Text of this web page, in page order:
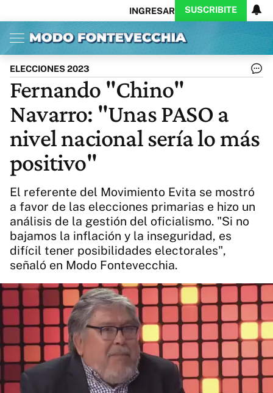
INGRESAR SUSCRIBITE
Inicio Ahora
Opinión
Política
Ciencia
Cultura
Arte
Internacional
Clima
Deportes
CARAS
Exitoina
Turismo
Videos
Córdoba
Reperfilar
Business
Noticias
Exitoina
Diario del Juicio
Actualidad
ELECCIONES 2023
Fernando "Chino"
Navarro: "Unas PASO a
nivel nacional sería lo más
positivo"
El referente del Movimiento Evita se mostró
a favor de las elecciones primarias e hizo un
análisis de la gestión del oficialismo. "Si no
bajamos la inflación y la inseguridad, es
difícil tener posibilidades electorales",
señaló en Modo Fontevecchia.